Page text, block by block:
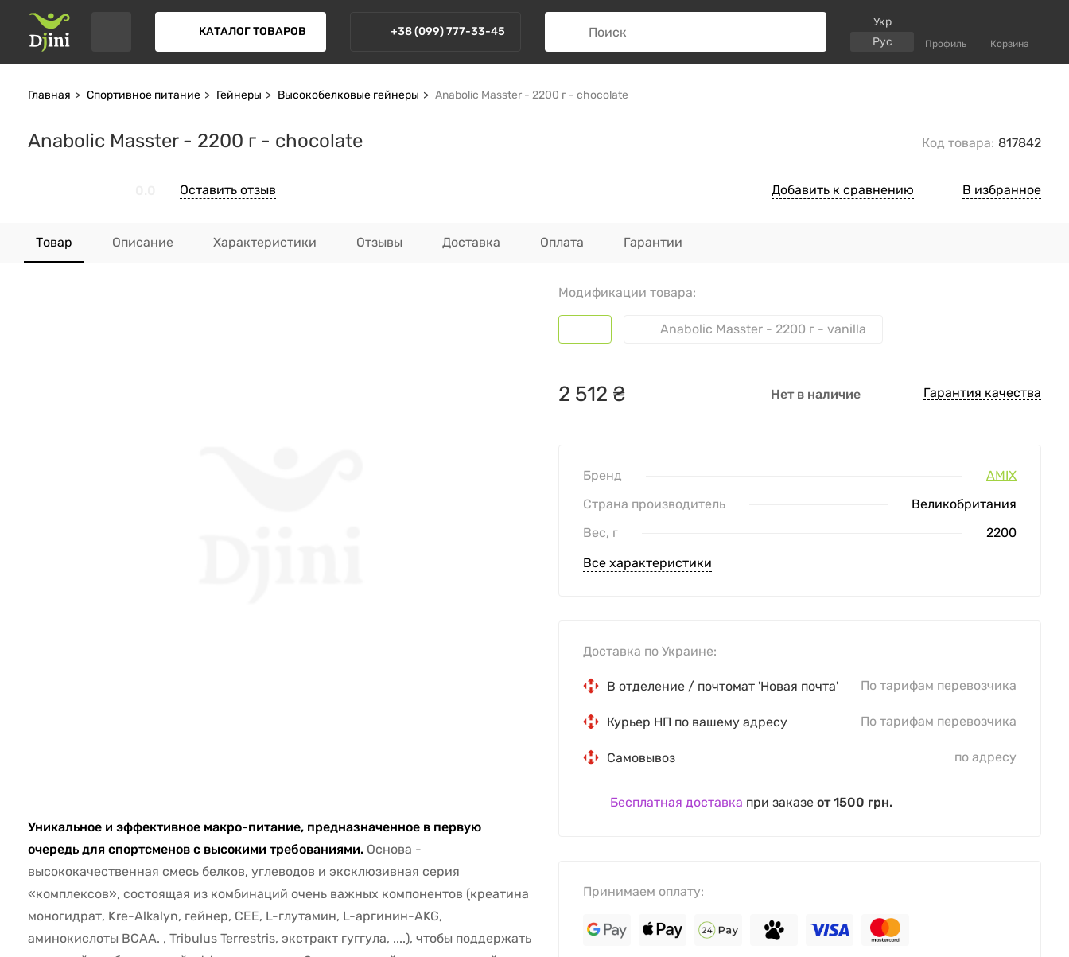
КАТАЛОГ ТОВАРОВ +38 (099) 777-33-45
Укр
Рус
Профиль Корзина
Главная Спортивное питание Гейнеры Высокобелковые гейнеры Anabolic Masster - 2200 г - chocolate
Anabolic Masster - 2200 г - chocolate Код товара: 817842
Оставить отзыв Добавить к сравнению В избранное
Товар Описание Характеристики Отзывы Доставка Оплата Гарантии
Уникальное и эффективное макро-питание, предназначенное в первую
очередь для спортсменов с высокими требованиями. Основа -
высококачественная смесь белков, углеводов и эксклюзивная серия
«комплексов», состоящая из комбинаций очень важных компонентов (креатина
моногидрат, Kre-Alkalyn, гейнер, CEE, L-глутамин, L-аргинин-AKG,
аминокислоты BCAA. , Tribulus Terrestris, экстракт гуггула, ....), чтобы поддержать
Модификации товара:
Anabolic Masster - 2200 г - vanilla
2 512 ₴ Нет в наличие Гарантия качества
Доставка по Украине:
В отделение / почтомат 'Новая почта' По тарифам перевозчика
Курьер НП по вашему адресу По тарифам перевозчика
Самовывоз по адресу
Бесплатная доставка при заказе от 1500 грн.
Принимаем оплату:
Бренд
AMIX
Страна производитель
Великобритания
Вес, г
2200
Все характеристики